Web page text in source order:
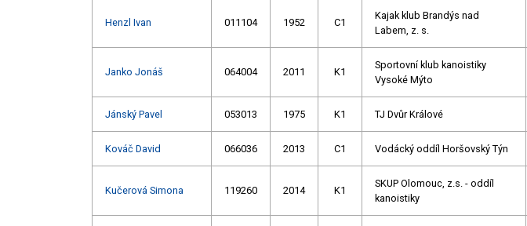
Henzl Ivan 011104 1952 C1
Kajak klub Brandýs nad
Labem, z. s.
Janko Jonáš 064004 2011 K1
Sportovní klub kanoistiky
Vysoké Mýto
Jánský Pavel 053013 1975 K1 TJ Dvůr Králové
Kováč David 066036 2013 C1 Vodácký oddíl Horšovský Týn
Kučerová Simona 119260 2014 K1
SKUP Olomouc, z.s. - oddíl
kanoistiky